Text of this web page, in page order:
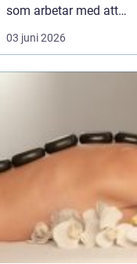
som arbetar med att
förebygga, behandla och
lindra problem i fötter
tid utan att söka hjälp,
trots att rätt behandling
o...
03 juni 2026